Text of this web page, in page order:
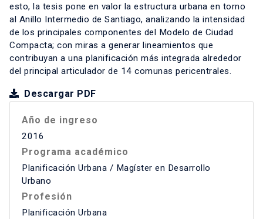
esto, la tesis pone en valor la estructura urbana en torno
al Anillo Intermedio de Santiago, analizando la intensidad
de los principales componentes del Modelo de Ciudad
Compacta; con miras a generar lineamientos que
contribuyan a una planificación más integrada alrededor
del principal articulador de 14 comunas pericentrales.
Descargar PDF
Año de ingreso
2016
Programa académico
Planificación Urbana / Magíster en Desarrollo
Urbano
Profesión
Planificación Urbana